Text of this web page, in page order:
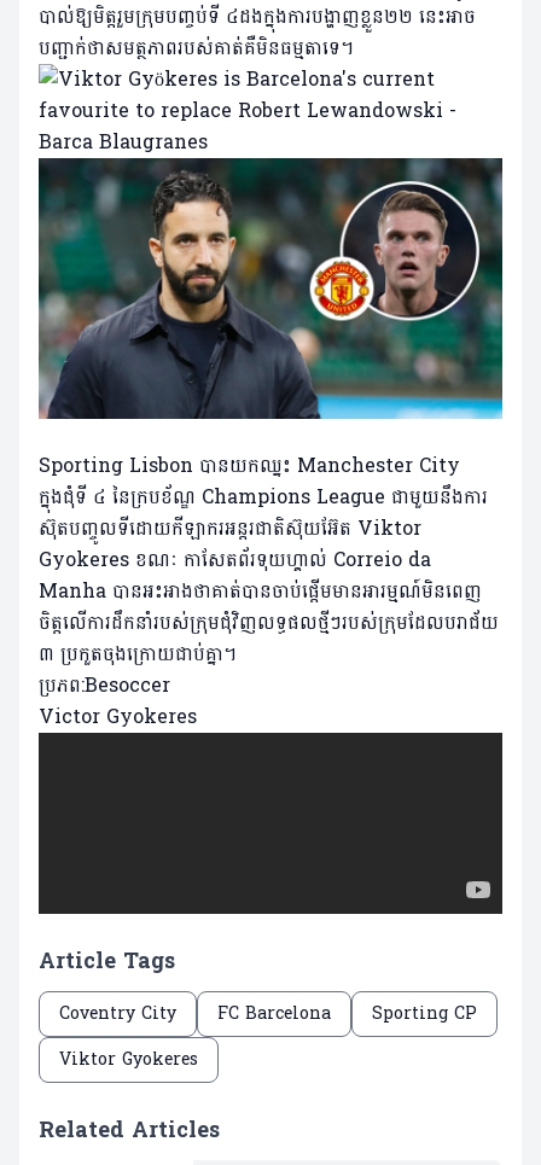
បាល់ឱ្យមិត្តរួមក្រុមបញ្ចប់ទី ៤ដងក្នុងការបង្ហាញខ្លួន២២ នេះអាច
បញ្ជាក់ថាសមត្ថភាពរបស់គាត់គឺមិនធម្មតាទេ។
Sporting Lisbon បានយកឈ្នះ Manchester City
ក្នុងជុំទី ៤ នៃក្របខ័ណ្ឌ Champions League ជាមួយនឹងការ
ស៊ុតបញ្ចូលទីដោយកីឡាករអន្តរជាតិស៊ុយអ៊ែត Viktor
Gyokeres ខណៈ កាសែតព័រទុយហ្គាល់ Correio da
Manha បានអះអាងថាគាត់បានចាប់ផ្តើមមានអារម្មណ៍មិនពេញ
ចិត្តលើការដឹកនាំរបស់ក្រុមជុំវិញលទ្ធផលថ្មីៗរបស់ក្រុមដែលបរាជ័យ
៣ ប្រកួតចុងក្រោយជាប់គ្នា។
ប្រភព:Besoccer
Victor Gyokeres
Article Tags
Coventry City FC Barcelona
Sporting CP
Viktor Gyokeres
Related Articles